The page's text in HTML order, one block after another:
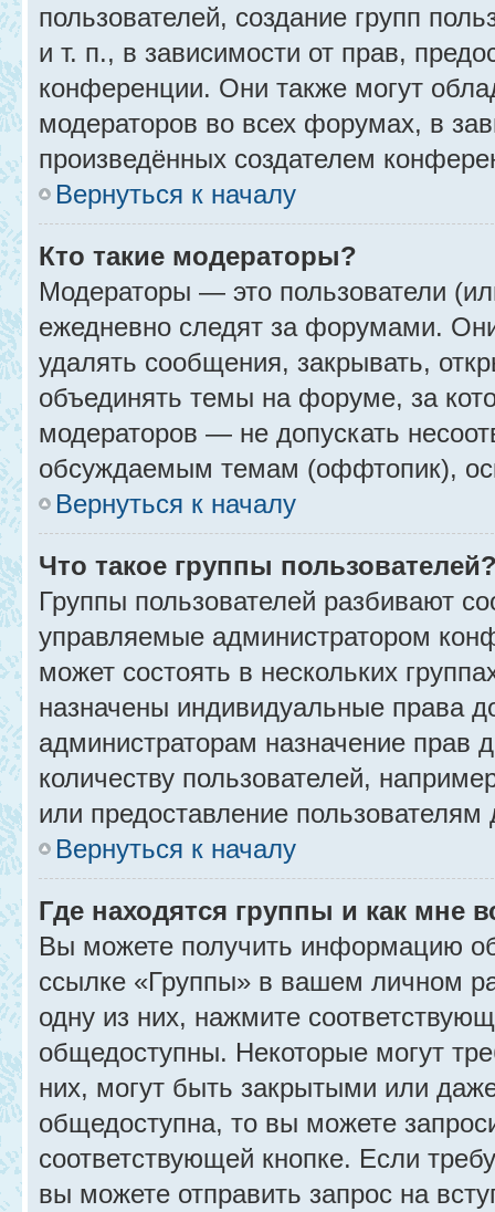
пользователей, создание групп
и т. п., в зависимости от прав,
конференции. Они также могут
модераторов во всех форумах, в
произведённых создателем
Вернуться к началу
Кто такие модераторы?
Модераторы — это пользователи
ежедневно следят за форумами.
удалять сообщения, закрывать,
объединять темы на форуме, за
модераторов — не допускать
обсуждаемым темам (оффтопик),
Вернуться к началу
Что такое группы
Группы пользователей разбивают
управляемые администратором
может состоять в нескольких
назначены индивидуальные права
администраторам назначение прав
количеству пользователей,
или предоставление
Вернуться к началу
Где находятся группы и как мне
Вы можете получить информацию
ссылке «Группы» в вашем личном
одну из них, нажмите
общедоступны. Некоторые могут
них, могут быть закрытыми или
общедоступна, то вы можете
соответствующей кнопке. Если
вы можете отправить запрос на